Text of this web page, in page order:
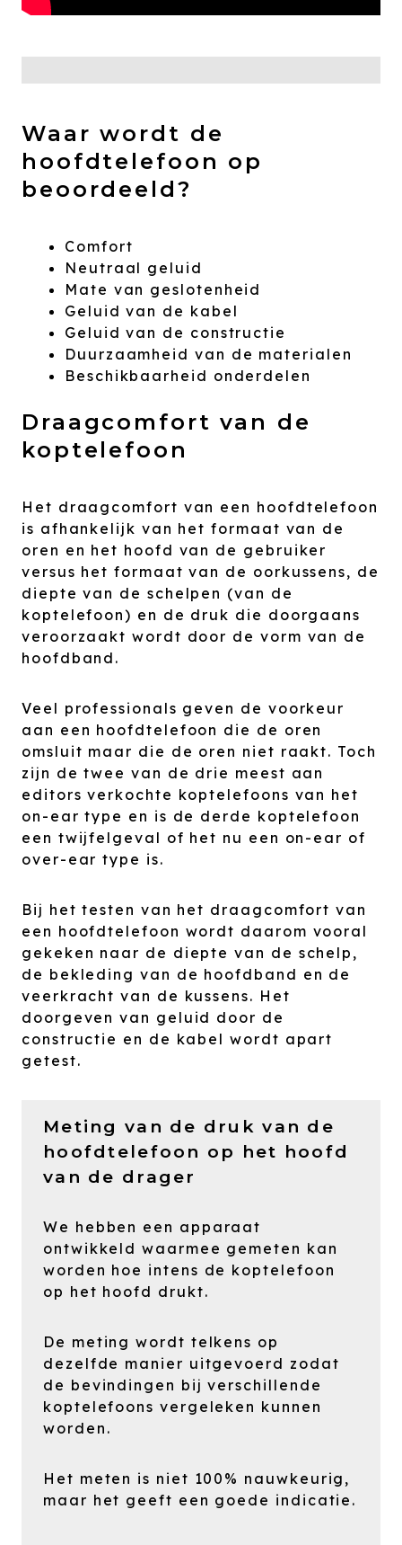
Waar wordt de
hoofdtelefoon op
beoordeeld?
Comfort
Neutraal geluid
Mate van geslotenheid
Geluid van de kabel
Geluid van de constructie
Duurzaamheid van de materialen
Beschikbaarheid onderdelen
Draagcomfort van de
koptelefoon
Het draagcomfort van een hoofdtelefoon
is afhankelijk van het formaat van de
oren en het hoofd van de gebruiker
versus het formaat van de oorkussens, de
diepte van de schelpen (van de
koptelefoon) en de druk die doorgaans
veroorzaakt wordt door de vorm van de
hoofdband.
Veel professionals geven de voorkeur
aan een hoofdtelefoon die de oren
omsluit maar die de oren niet raakt. Toch
zijn de twee van de drie meest aan
editors verkochte koptelefoons van het
on-ear type en is de derde koptelefoon
een twijfelgeval of het nu een on-ear of
over-ear type is.
Bij het testen van het draagcomfort van
een hoofdtelefoon wordt daarom vooral
gekeken naar de diepte van de schelp,
de bekleding van de hoofdband en de
veerkracht van de kussens. Het
doorgeven van geluid door de
constructie en de kabel wordt apart
getest.
Meting van de druk van de
hoofdtelefoon op het hoofd
van de drager
We hebben een apparaat
ontwikkeld waarmee gemeten kan
worden hoe intens de koptelefoon
op het hoofd drukt.
De meting wordt telkens op
dezelfde manier uitgevoerd zodat
de bevindingen bij verschillende
koptelefoons vergeleken kunnen
worden.
Het meten is niet 100% nauwkeurig,
maar het geeft een goede indicatie.